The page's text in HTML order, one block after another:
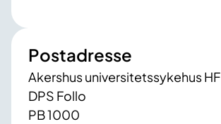
Postadresse
Akershus universitetssykehus HF
DPS Follo
PB 1000